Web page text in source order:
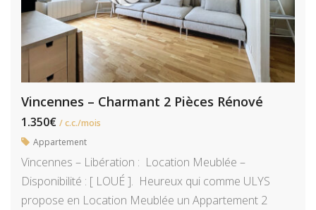
Vincennes – Charmant 2 Pièces Rénové
1.350€ / c.c./mois
Appartement
Vincennes – Libération : Location Meublée –
Disponibilité : [ LOUÉ ]. Heureux qui comme ULYS
propose en Location Meublée un Appartement 2